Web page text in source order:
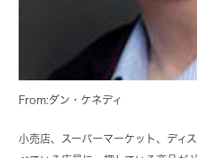
From:ダン・ケネディ
小売店、スーパーマーケット、ディ